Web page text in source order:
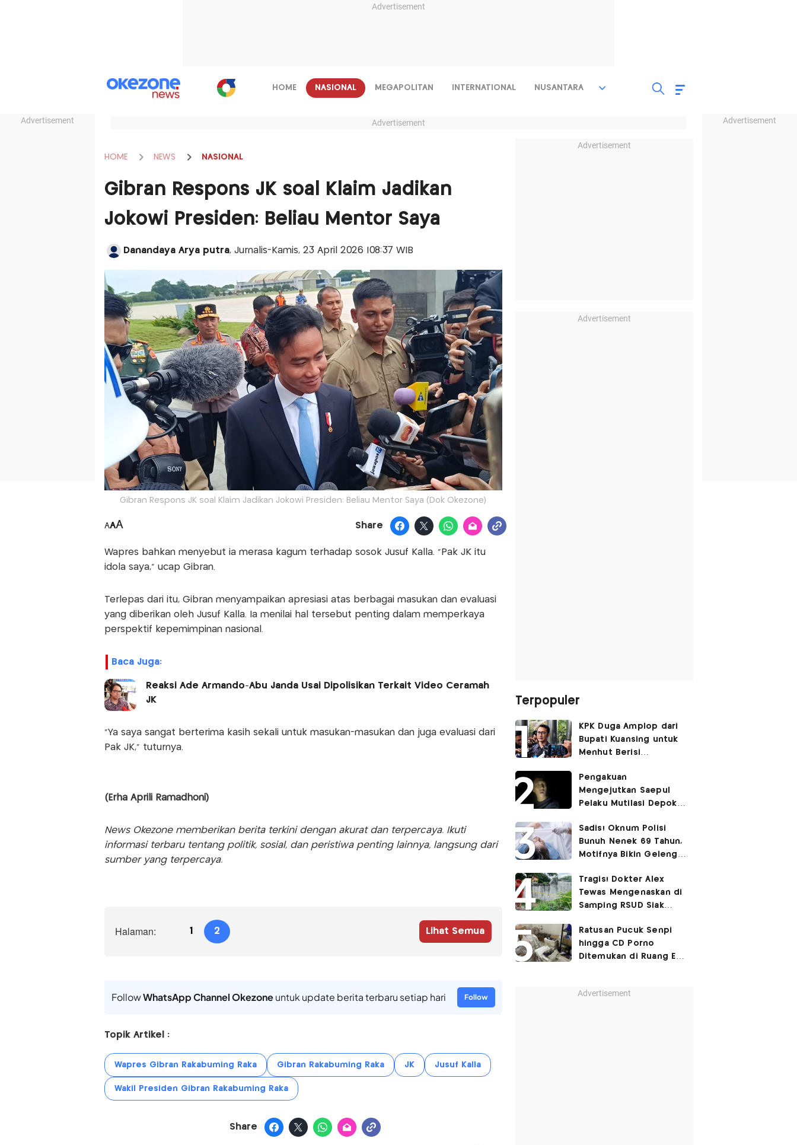
Advertisement
Advertisement Advertisement
HOME NASIONAL MEGAPOLITAN INTERNATIONAL NUSANTARA
Advertisement
HOME NEWS NASIONAL
Gibran Respons JK soal Klaim Jadikan
Jokowi Presiden: Beliau Mentor Saya
Danandaya Arya putra, Jurnalis-Kamis, 23 April 2026 |08:37 WIB
Gibran Respons JK soal Klaim Jadikan Jokowi Presiden: Beliau Mentor Saya (Dok Okezone)
AAA Share
Wapres bahkan menyebut ia merasa kagum terhadap sosok Jusuf Kalla. “Pak JK itu
idola saya,” ucap Gibran.
Terlepas dari itu, Gibran menyampaikan apresiasi atas berbagai masukan dan evaluasi
yang diberikan oleh Jusuf Kalla. Ia menilai hal tersebut penting dalam memperkaya
perspektif kepemimpinan nasional.
Baca Juga:
Reaksi Ade Armando-Abu Janda Usai Dipolisikan Terkait Video Ceramah
JK
“Ya saya sangat berterima kasih sekali untuk masukan-masukan dan juga evaluasi dari
Pak JK,” tuturnya.
(Erha Aprili Ramadhoni)
News Okezone memberikan berita terkini dengan akurat dan terpercaya. Ikuti
informasi terbaru tentang politik, sosial, dan peristiwa penting lainnya, langsung dari
sumber yang terpercaya.
Halaman: 1 2 Lihat Semua
FollowWhatsApp Channel Okezoneuntuk update berita terbaru setiap hari Follow
Topik Artikel :
Wapres Gibran Rakabuming Raka Gibran Rakabuming Raka JK Jusuf Kalla
Wakil Presiden Gibran Rakabuming Raka
Share
Advertisement
Advertisement
Terpopuler
KPK Duga Amplop dari
Bupati Kuansing untuk
Menhut Berisi
Pengembaliannya
Belum Utuh
Pengakuan
Mengejutkan Saepul
Pelaku Mutilasi Depok:
Korban di Kontrakan
Sadis! Oknum Polisi
Bunuh Nenek 69 Tahun,
Motifnya Bikin Geleng
Tragis! Dokter Alex
Tewas Mengenaskan di
Samping RSUD Siak
Rocuronium
Ratusan Pucuk Senpi
hingga CD Porno
Ditemukan di Ruang Eks
Advertisement